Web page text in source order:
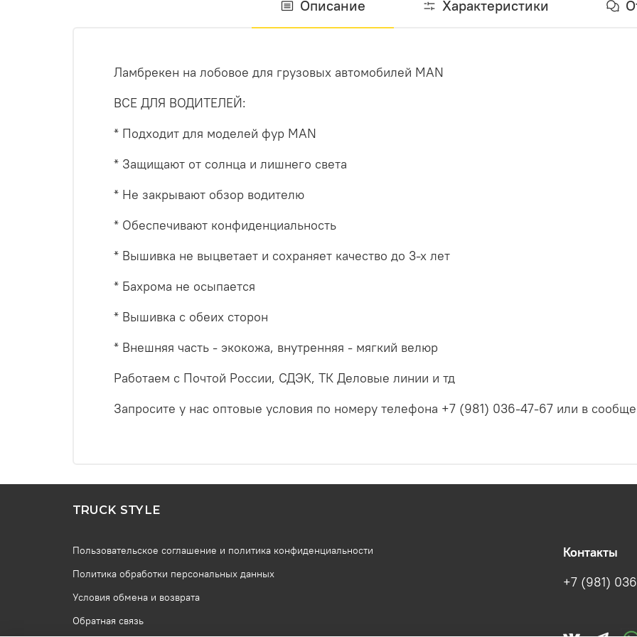
Описание Характеристики
Ламбрекен на лобовое для грузовых автомобилей MAN
ВСЕ ДЛЯ ВОДИТЕЛЕЙ:
* Подходит для моделей фур MAN
* Защищают от солнца и лишнего света
* Не закрывают обзор водителю
* Обеспечивают конфиденциальность
* Вышивка не выцветает и сохраняет качество до 3-х лет
* Бахрома не осыпается
* Вышивка с обеих сторон
* Внешняя часть - экокожа, внутренняя - мягкий велюр
Работаем с Почтой России, СДЭК, ТК Деловые линии и тд
Запросите у нас оптовые условия по номеру телефона +7 (981) 036-47-67 или в
TRUCK STYLE
Пользовательское соглашение и политика конфиденциальности
Политика обработки персональных данных
Условия обмена и возврата
Обратная связь
Контакты
+7 (981)